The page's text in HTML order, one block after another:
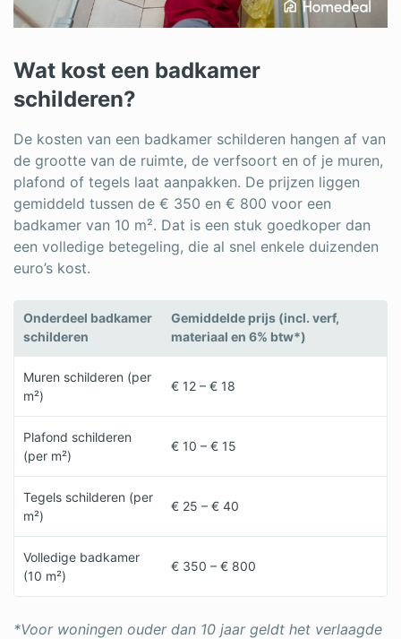
Wat kost een badkamer
schilderen?
De kosten van een badkamer schilderen hangen af van
de grootte van de ruimte, de verfsoort en of je muren,
plafond of tegels laat aanpakken. De prijzen liggen
gemiddeld tussen de € 350 en € 800 voor een
badkamer van 10 m². Dat is een stuk goedkoper dan
een volledige betegeling, die al snel enkele duizenden
euro’s kost.
Onderdeel badkamer
schilderen
Gemiddelde prijs (incl. verf,
materiaal en 6% btw*)
Muren schilderen (per
m²)
€ 12 – € 18
Plafond schilderen
(per m²)
€ 10 – € 15
Tegels schilderen (per
m²)
€ 25 – € 40
Volledige badkamer
(10 m²)
€ 350 – € 800
*Voor woningen ouder dan 10 jaar geldt het verlaagde